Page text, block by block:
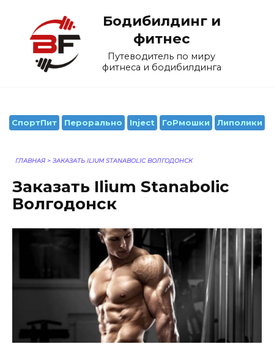
содержанию
Бодибилдинг и
фитнес
Путеводитель по миру
фитнеса и бодибилдинга
СпортПит Перорально Inject ГоРмошки Липолики
ГЛАВНАЯ > ЗАКАЗАТЬ ILIUM STANABOLIC ВОЛГОДОНСК
Заказать Ilium Stanabolic
Волгодонск